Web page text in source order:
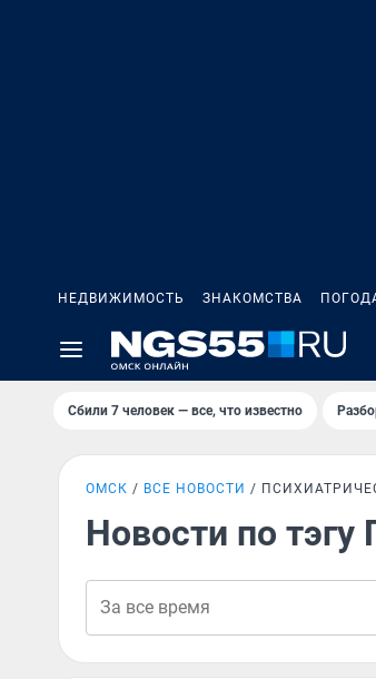
НЕДВИЖИМОСТЬ ЗНАКОМСТВА
Сбили 7 человек — все, что известно
ОМСК ВСЕ НОВОСТИ
Новости по тэгу